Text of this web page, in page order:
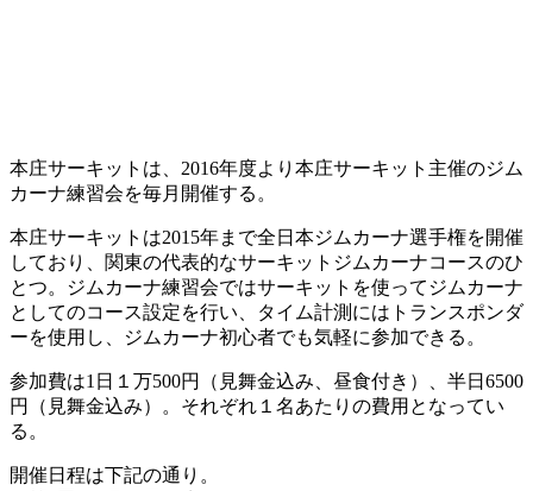
本庄サーキットは、2016年度より本庄サーキット主催のジム
カーナ練習会を毎月開催する。
本庄サーキットは2015年まで全日本ジムカーナ選手権を開催
しており、関東の代表的なサーキットジムカーナコースのひ
とつ。ジムカーナ練習会ではサーキットを使ってジムカーナ
としてのコース設定を行い、タイム計測にはトランスポンダ
ーを使用し、ジムカーナ初心者でも気軽に参加できる。
参加費は1日１万500円（見舞金込み、昼食付き）、半日6500
円（見舞金込み）。それぞれ１名あたりの費用となってい
る。
開催日程は下記の通り。